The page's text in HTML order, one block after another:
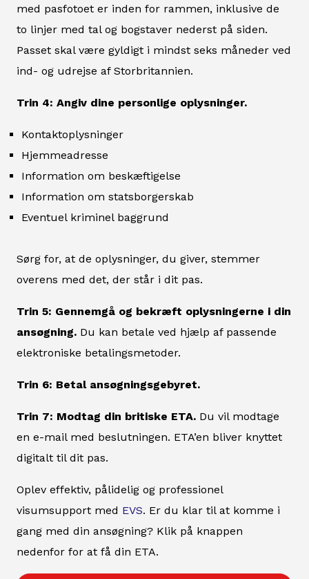
med pasfotoet er inden for rammen, inklusive de
to linjer med tal og bogstaver nederst på siden.
Passet skal være gyldigt i mindst seks måneder ved
ind- og udrejse af Storbritannien.
Trin 4: Angiv dine personlige oplysninger.
Kontaktoplysninger
Hjemmeadresse
Information om beskæftigelse
Information om statsborgerskab
Eventuel kriminel baggrund
Sørg for, at de oplysninger, du giver, stemmer
overens med det, der står i dit pas.
Trin 5: Gennemgå og bekræft oplysningerne i din
ansøgning. Du kan betale ved hjælp af passende
elektroniske betalingsmetoder.
Trin 6: Betal ansøgningsgebyret.
Trin 7: Modtag din britiske ETA. Du vil modtage
en e-mail med beslutningen. ETA’en bliver knyttet
digitalt til dit pas.
Oplev effektiv, pålidelig og professionel
visumsupport med EVS. Er du klar til at komme i
gang med din ansøgning? Klik på knappen
nedenfor for at få din ETA.